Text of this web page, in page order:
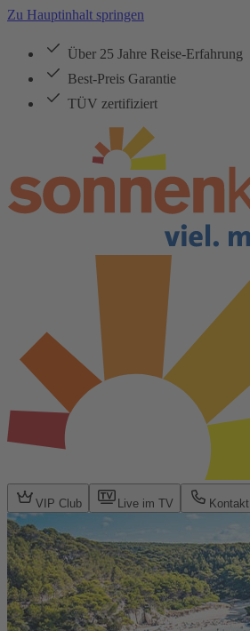
Zu Hauptinhalt springen
Über 25 Jahre Reise-Erfahrung
Best-Preis Garantie
TÜV zertifiziert
VIP Club Live im TV Kontakt